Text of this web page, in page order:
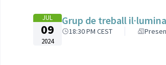
JUL
09
2024
Grup de treball
18:30 PM CEST